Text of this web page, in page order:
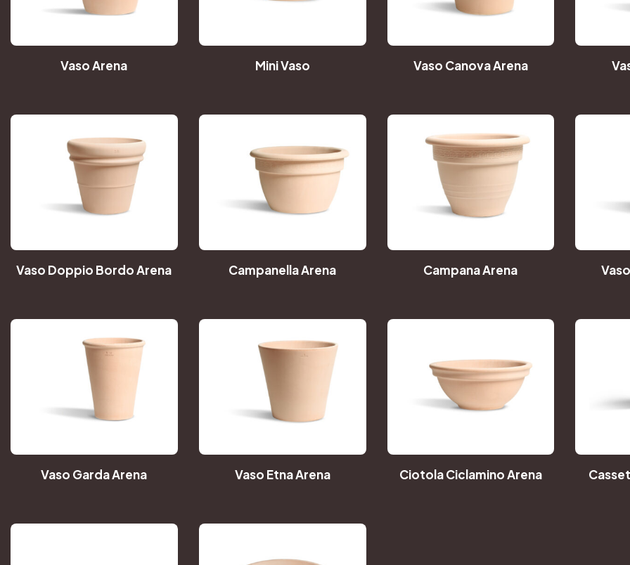
Vaso Arena Mini Vaso Vaso Canova Arena
Vaso Doppio Bordo Arena Campanella Arena Campana Arena
Vaso Garda Arena Vaso Etna Arena Ciotola Ciclamino Arena